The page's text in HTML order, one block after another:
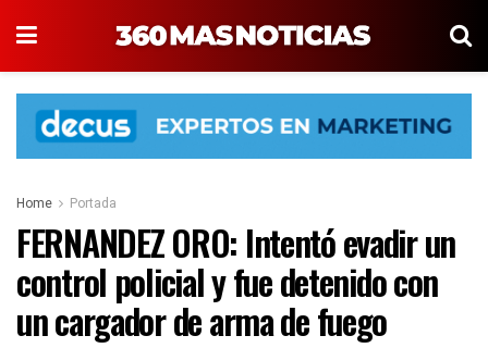
Home Portada
FERNANDEZ ORO: Intentó evadir un
control policial y fue detenido con
un cargador de arma de fuego